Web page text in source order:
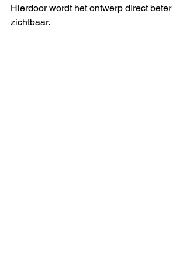
Hierdoor wordt het ontwerp direct beter
zichtbaar.